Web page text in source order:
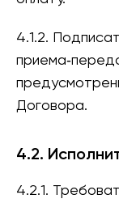
4.1.2.
Договора.
4.2.
4.2.1.